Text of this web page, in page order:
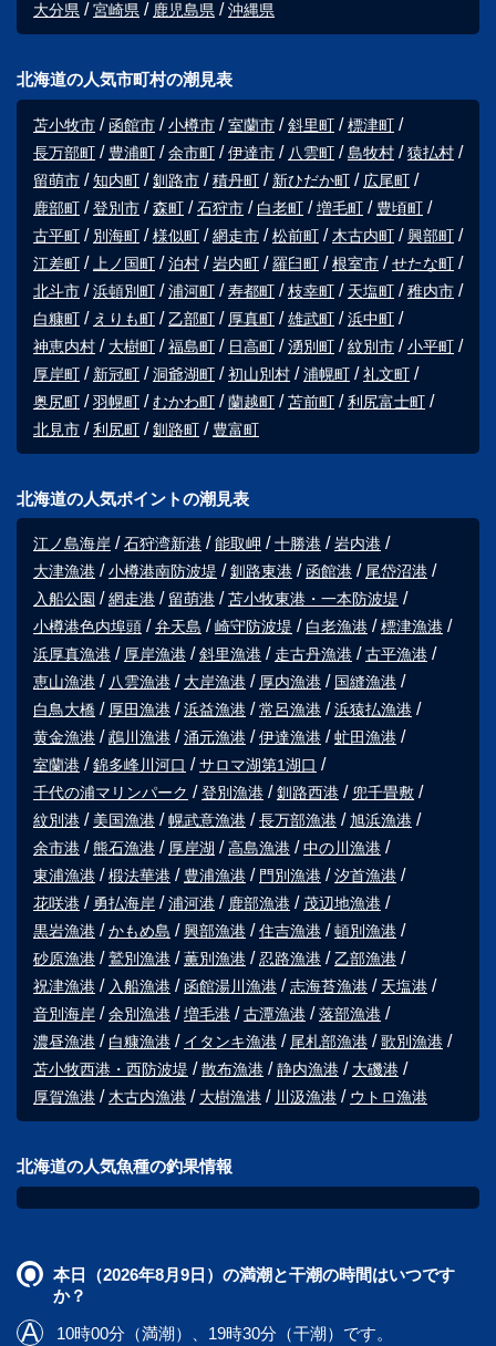
大分県
宮崎県 鹿児島県 沖縄県
北海道の人気市町村の潮見表
苫小牧市 函館市 小樽市 室蘭市 斜里町
標津町
長万部町
豊浦町 余市町 伊達市 八雲町 島牧村
猿払村
留萌市
知内町 釧路市 積丹町 新ひだか町
広尾町
鹿部町
登別市 森町 石狩市 白老町 増毛町
豊頃町
古平町
別海町 様似町 網走市 松前町 木古内町
興部町
江差町
上ノ国町 泊村 岩内町 羅臼町 根室市
せたな町
北斗市
浜頓別町 浦河町 寿都町 枝幸町 天塩町
稚内市
白糠町
えりも町 乙部町 厚真町 雄武町
浜中町
神恵内村
大樹町 福島町 日高町 湧別町 紋別市
小平町
厚岸町
新冠町 洞爺湖町 初山別村 浦幌町
礼文町
奥尻町
羽幌町 むかわ町 蘭越町 苫前町
利尻富士町
北見市
利尻町 釧路町 豊富町
北海道の人気ポイントの潮見表
江ノ島海岸 石狩湾新港 能取岬 十勝港
岩内港
大津漁港
小樽港南防波堤 釧路東港 函館港
尾岱沼港
入船公園
網走港 留萌港
苫小牧東港・一本防波堤
小樽港色内埠頭
弁天島 崎守防波堤 白老漁港
標津漁港
浜厚真漁港
厚岸漁港 斜里漁港 走古丹漁港
古平漁港
恵山漁港
八雲漁港 大岸漁港 厚内漁港
国縫漁港
白鳥大橋
厚田漁港 浜益漁港 常呂漁港
浜猿払漁港
黄金漁港
鵡川漁港 涌元漁港 伊達漁港
虻田漁港
室蘭港
錦多峰川河口
サロマ湖第1湖口
千代の浦マリンパーク
登別漁港 釧路西港
兜千畳敷
紋別港
美国漁港 幌武意漁港 長万部漁港
旭浜漁港
余市港
熊石漁港 厚岸湖 高島漁港
中の川漁港
東浦漁港
椴法華港 豊浦漁港 門別漁港
汐首漁港
花咲港
勇払海岸 浦河港 鹿部漁港
茂辺地漁港
黒岩漁港
かもめ島 興部漁港 住吉漁港
頓別漁港
砂原漁港
鷲別漁港 薫別漁港 忍路漁港
乙部漁港
祝津漁港
入船漁港 函館湯川漁港 志海苔漁港
天塩港
音別海岸
余別漁港 増毛港 古潭漁港
落部漁港
濃昼漁港
白糠漁港 イタンキ漁港 尾札部漁港
歌別漁港
苫小牧西港・西防波堤
散布漁港 静内漁港
大磯港
厚賀漁港
木古内漁港 大樹漁港 川汲漁港 ウトロ漁港
北海道の人気魚種の釣果情報
本日（2026年8月9日）の満潮と干潮の時間はいつです
か？
10時00分（満潮）、19時30分（干潮）です。